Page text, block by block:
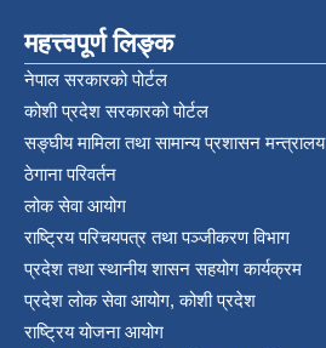
महत्त्वपूर्ण लिङ्क
नेपाल सरकारको पोर्टल
कोशी प्रदेश सरकारको पोर्टल
सङ्‍घीय मामिला तथा सामान्य प्रशासन मन्त्रालय
ठेगाना परिवर्तन
लोक सेवा आयोग
राष्ट्रिय परिचयपत्र तथा पञ्‍जीकरण विभाग
प्रदेश तथा स्थानीय शासन सहयोग कार्यक्रम
प्रदेश लोक सेवा आयोग, कोशी प्रदेश
राष्ट्रिय योजना आयोग